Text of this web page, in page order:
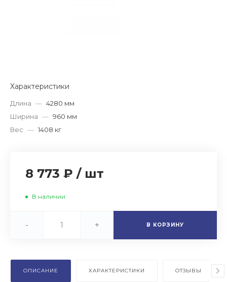
Характеристики
Длина — 4280 мм
Ширина — 960 мм
Вес — 1408 кг
8 773 ₽ / шт
В наличии
- + В КОРЗИНУ
ОПИСАНИЕ ХАРАКТЕРИСТИКИ ОТЗЫВЫ